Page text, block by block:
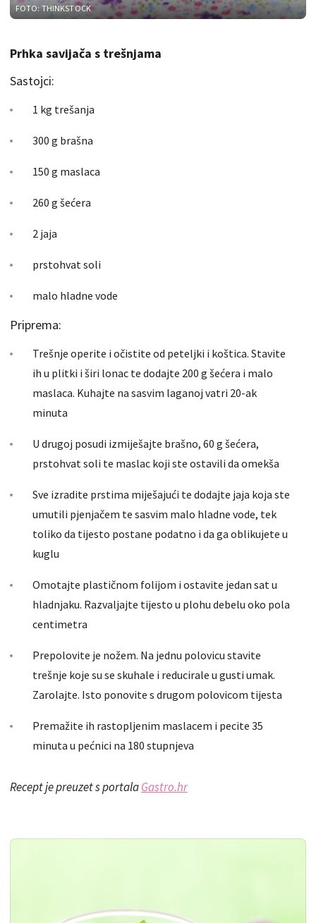
FOTO: THINKSTOCK
Prhka savijača s trešnjama
Sastojci:
1 kg trešanja
300 g brašna
150 g maslaca
260 g šećera
2 jaja
prstohvat soli
malo hladne vode
Priprema:
Trešnje operite i očistite od peteljki i koštica. Stavite
ih u plitki i širi lonac te dodajte 200 g šećera i malo
maslaca. Kuhajte na sasvim laganoj vatri 20-ak
minuta
U drugoj posudi izmiješajte brašno, 60 g šećera,
prstohvat soli te maslac koji ste ostavili da omekša
Sve izradite prstima miješajući te dodajte jaja koja ste
umutili pjenjačem te sasvim malo hladne vode, tek
toliko da tijesto postane podatno i da ga oblikujete u
kuglu
Omotajte plastičnom folijom i ostavite jedan sat u
hladnjaku. Razvaljajte tijesto u plohu debelu oko pola
centimetra
Prepolovite je nožem. Na jednu polovicu stavite
trešnje koje su se skuhale i reducirale u gusti umak.
Zarolajte. Isto ponovite s drugom polovicom tijesta
Premažite ih rastopljenim maslacem i pecite 35
minuta u pećnici na 180 stupnjeva
Recept je preuzet s portalaGastro.hr